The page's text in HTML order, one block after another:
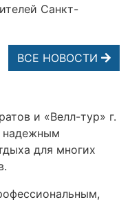
Санкт-
ВСЕ НОВОСТИ
и «Велл-тур» г.
надежным
для многих